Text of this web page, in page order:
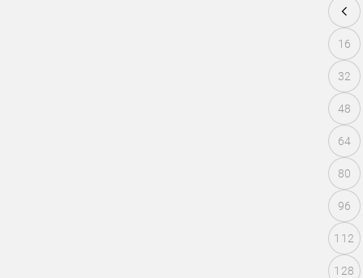
16
32
48
64
80
96
112
128